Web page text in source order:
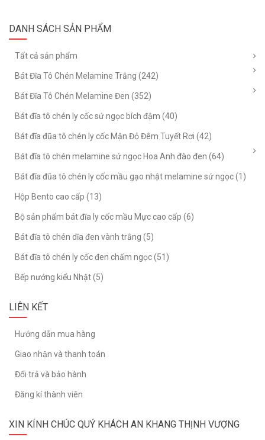
DANH SÁCH SẢN PHẨM
Tất cả sản phẩm
Bát Đĩa Tô Chén Melamine Trắng (242)
Bát Đĩa Tô Chén Melamine Đen (352)
Bát đĩa tô chén ly cốc sứ ngọc bích đậm (40)
Bát đĩa đũa tô chén ly cốc Mận Đỏ Đêm Tuyết Rơi (42)
Bát đĩa tô chén melamine sứ ngọc Hoa Anh đào đen (64)
Bát đĩa đũa tô chén ly cốc mầu gạo nhật melamine sứ ngọc (1)
Hộp Bento cao cấp (13)
Bộ sản phẩm bát đĩa ly cốc mầu Mực cao cấp (6)
Bát đĩa tô chén dĩa đen vành trắng (5)
Bát đĩa tô chén ly cốc đen chấm ngọc (51)
Bếp nướng kiểu Nhật (5)
LIÊN KẾT
Hướng dẫn mua hàng
Giao nhận và thanh toán
Đổi trả và bảo hành
Đăng kí thành viên
XIN KÍNH CHÚC QUÝ KHÁCH AN KHANG THỊNH VƯỢNG